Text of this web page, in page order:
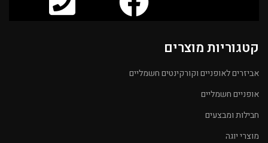
קטגוריות מוצרים
אביזרים לאופניים וקורקינטים חשמליים
אופניים חשמליים
חבילות ומבצעים
מוצרי יוגה